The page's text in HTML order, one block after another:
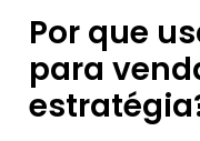
Por que
para